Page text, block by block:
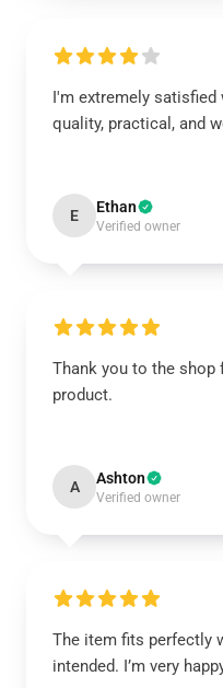
I'm extremely satisfied
quality, practical, and
E Ethan
Verified owner
Thank you to the shop
product.
A Ashton
Verified owner
The item fits perfectly
intended. I’m very